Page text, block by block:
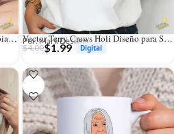
Vector Si Si Como Digas Meme Rubias Diseño para Sublimación Vector Terry Crews Holi Diseño para Sublimación Humor Pop
Por: Mark Designs
$4.00$1.99